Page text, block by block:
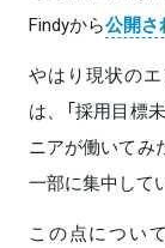
Findyから公開さ
やはり現状の
は、「採用目標
ニアが働いてみ
一部に集中して
この点につい